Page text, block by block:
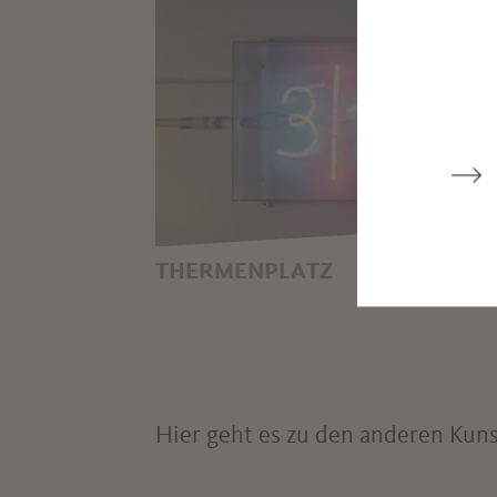
... ÜBER DEM MEERESSPIEGEL,
THERMENPLATZ
Hier geht es zu den anderen